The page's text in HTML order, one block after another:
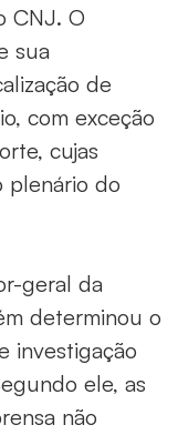
CNJ. O
sua
de
com exceção
cujas
plenário do
geral da
determinou o
investigação
ele, as
não